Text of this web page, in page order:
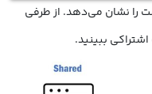
را نشان می‌دهد. از طرفی
ببینید.